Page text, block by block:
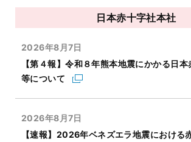
日本赤十字社本社
2026年8月7日
【第４報】令和８年熊本地震にかかる日
等について
2026年8月7日
【速報】2026年ベネズエラ地震における